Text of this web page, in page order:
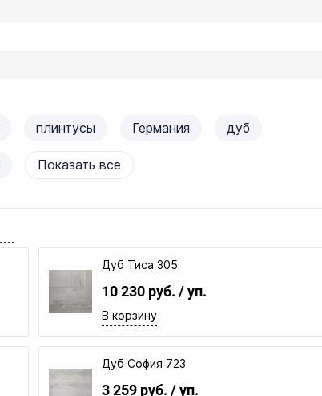
плинтусы Германия дуб
Показать все
Дуб Тиса 305
10 230 руб. / уп.
В корзину
Дуб София 723
3 259 руб. / уп.